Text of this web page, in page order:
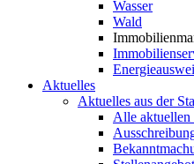
Wasser
Wald
Aktuelles
Aktuelles aus der
Alle aktuellen